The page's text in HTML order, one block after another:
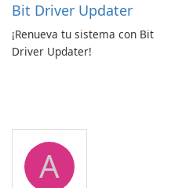
Bit Driver Updater
¡Renueva tu sistema con Bit
Driver Updater!
A